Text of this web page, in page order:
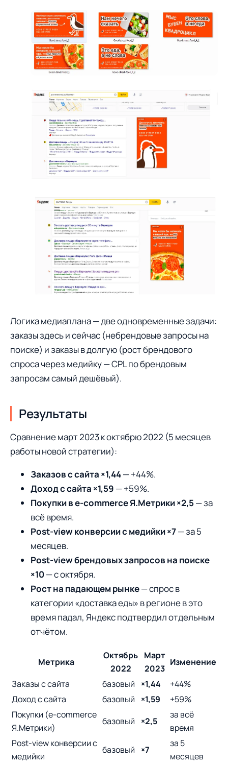
Логика медиаплана — две одновременные задачи:
заказы здесь и сейчас (небрендовые запросы на
поиске) и заказы в долгую (рост брендового
спроса через медийку — CPL по брендовым
запросам самый дешёвый).
Результаты
Сравнение март 2023 к октябрю 2022 (5 месяцев
работы новой стратегии):
Заказов с сайта ×1,44— +44%.
Доход с сайта ×1,59 — +59%.
Покупки в e-commerce Я.Метрики ×2,5 — за
всё время.
Post-view конверсии с медийки ×7— за 5
месяцев.
Post-view брендовых запросов на поиске
×10 — с октября.
Рост на падающем рынке— спрос в
категории «доставка еды» в регионе в это
время падал, Яндекс подтвердил отдельным
отчётом.
Метрика
Октябрь
2022
Март
2023
Изменение
Заказы с сайта
базовый ×1,44
+44%
Доход с сайта
базовый ×1,59
+59%
Покупки (e-commerce
Я.Метрики)
базовый ×2,5
за всё
время
Post-view конверсии с
медийки
базовый ×7
за 5
месяцев